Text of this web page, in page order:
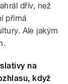
dřív, než
přímá
Ale jakým
na
když